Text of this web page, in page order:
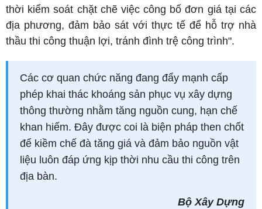
thời kiểm soát chặt chẽ việc công bố đơn giá tại các
địa phương, đảm bảo sát với thực tế để hỗ trợ nhà
thầu thi công thuận lợi, tránh đình trệ công trình".
Các cơ quan chức năng đang đẩy mạnh cấp
phép khai thác khoáng sản phục vụ xây dựng
thông thường nhằm tăng nguồn cung, hạn chế
khan hiếm. Đây được coi là biện pháp then chốt
để kiềm chế đà tăng giá và đảm bảo nguồn vật
liệu luôn đáp ứng kịp thời nhu cầu thi công trên
địa bàn.
Bộ Xây Dựng